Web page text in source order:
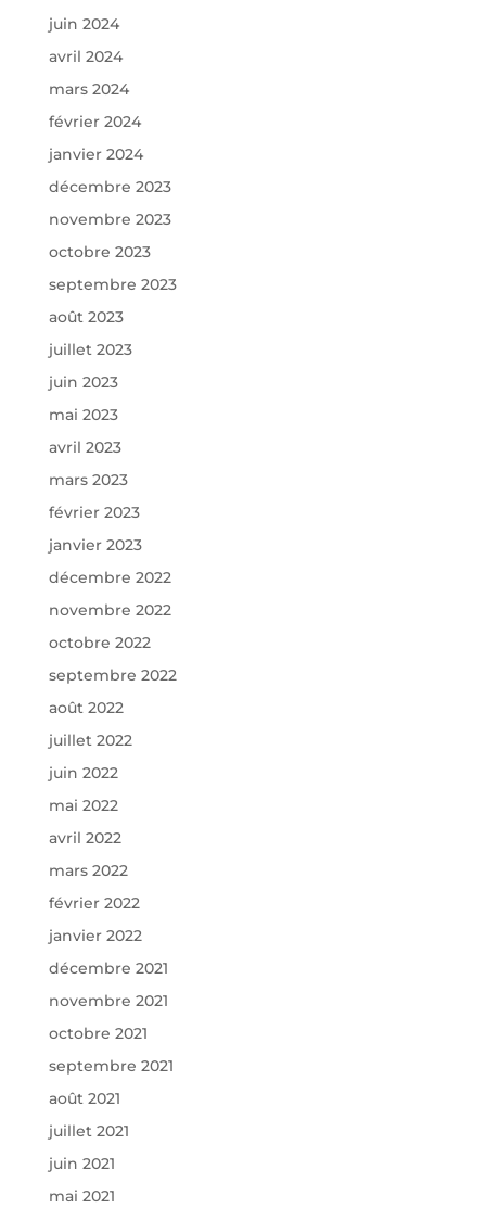
juin 2024
avril 2024
mars 2024
février 2024
janvier 2024
décembre 2023
novembre 2023
octobre 2023
septembre 2023
août 2023
juillet 2023
juin 2023
mai 2023
avril 2023
mars 2023
février 2023
janvier 2023
décembre 2022
novembre 2022
octobre 2022
septembre 2022
août 2022
juillet 2022
juin 2022
mai 2022
avril 2022
mars 2022
février 2022
janvier 2022
décembre 2021
novembre 2021
octobre 2021
septembre 2021
août 2021
juillet 2021
juin 2021
mai 2021